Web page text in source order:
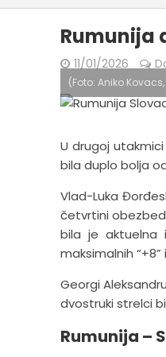
Rumunija
11/01/2026
(Foto: Aniko
U drugoj
bila duplo bolja
Vlad-Luka
četvrtini
bila je aktuelna
maksimalnih
Georgi
dvostruki strelci
Rumunija –